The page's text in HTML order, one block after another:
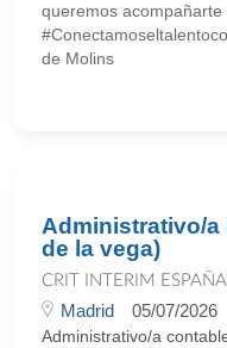
queremos acompañarte
de Molins
Administrativo/a
de la vega)
CRIT INTERIM ESPAÑA
Madrid 05/07/2026
Administrativo/a